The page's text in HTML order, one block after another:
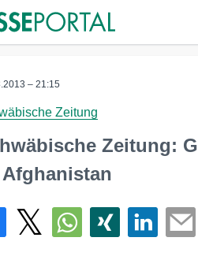
– 21:15
Zeitung
Zeitung:
Afghanistan